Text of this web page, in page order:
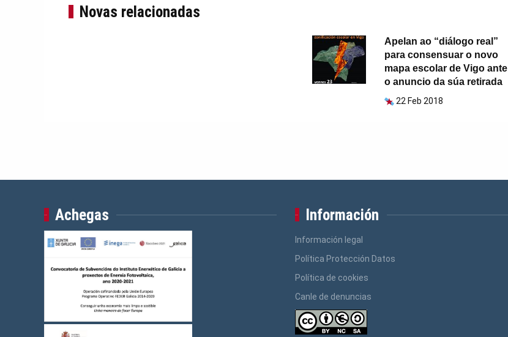
Novas relacionadas
Apelan ao “diálogo real”
para consensuar o novo
mapa escolar de Vigo ante
o anuncio da súa retirada
22 Feb 2018
Achegas Información
Información legal
Política Protección Datos
Política de cookies
Canle de denuncias